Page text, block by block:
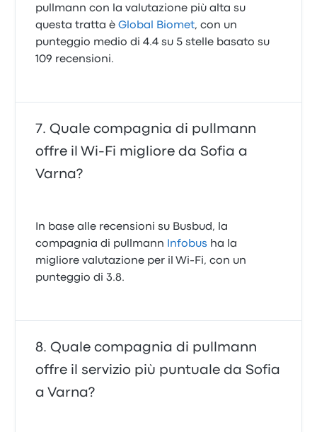
pullmann con la valutazione più alta su
questa tratta èGlobal Biomet, con un
punteggio medio di 4.4 su 5 stelle basato su
109 recensioni.
Quale compagnia di pullmann
offre il Wi‑Fi migliore da Sofia a
Varna?
In base alle recensioni su Busbud, la
compagnia di pullmann
Infobus ha la
migliore valutazione per il Wi-Fi, con un
punteggio di 3.8.
Quale compagnia di pullmann
offre il servizio più puntuale da Sofia
a Varna?